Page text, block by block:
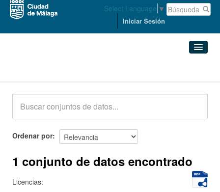
Select Language ▼
Iniciar Sesión
Acerca de
Ordenar por
1 conjunto de datos encontrado
Licencias: